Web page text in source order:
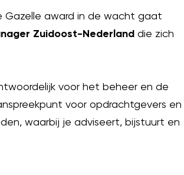
Gazelle award in de wacht gaat
Zuidoost-Nederland die zich
voor het beheer en de
voor opdrachtgevers en
waarbij je adviseert, bijstuurt en